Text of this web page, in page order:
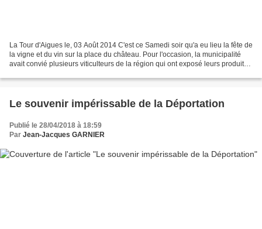
La Tour d'Aigues le, 03 Août 2014 C'est ce Samedi soir qu'a eu lieu la fête de
la vigne et du vin sur la place du château. Pour l'occasion, la municipalité
avait convié plusieurs viticulteurs de la région qui ont exposé leurs produits:
Le souvenir impérissable de la Déportation
Publié le 28/04/2018 à 18:59
Par Jean-Jacques GARNIER